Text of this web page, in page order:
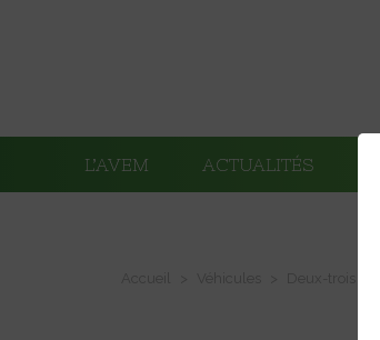
L’AVEM ACTUALITÉS